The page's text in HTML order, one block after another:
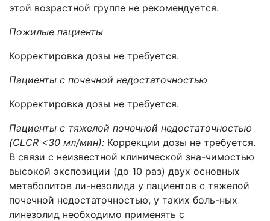
этой возрастной группе не рекомендуется.
Пожилые пациенты
Корректировка дозы не требуется.
Пациенты с почечной недостаточностью
Корректировка дозы не требуется.
Пациенты с тяжелой почечной недостаточностью
(CLCR <30 мл/мин): Коррекции дозы не требуется.
В связи с неизвестной клинической зна-чимостью
высокой экспозиции (до 10 раз) двух основных
метаболитов ли-незолида у пациентов с тяжелой
почечной недостаточностью, у таких боль-ных
линезолид необходимо применять с